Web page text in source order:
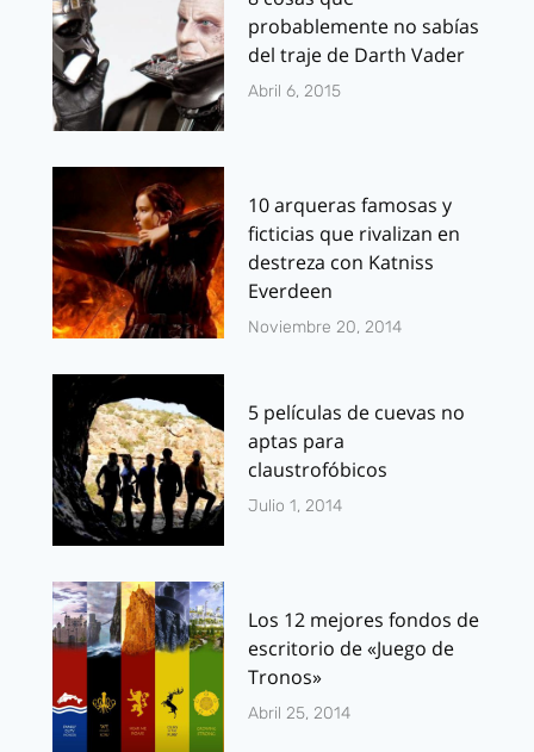
probablemente no sabías
del traje de Darth Vader
Abril 6, 2015
10 arqueras famosas y
ficticias que rivalizan en
destreza con Katniss
Everdeen
Noviembre 20, 2014
5 películas de cuevas no
aptas para
claustrofóbicos
Julio 1, 2014
Los 12 mejores fondos de
escritorio de «Juego de
Tronos»
Abril 25, 2014